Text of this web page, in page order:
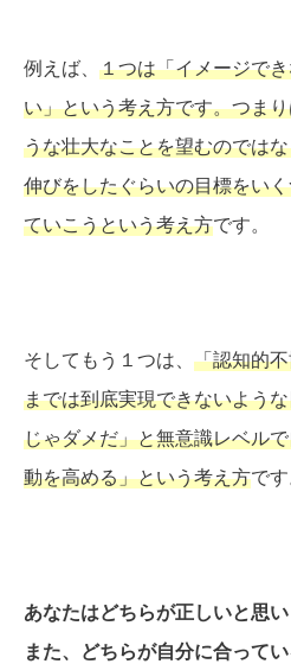
例えば、 １つは「イメージで
い」という考え方です。つま
うな壮大なことを望むのでは
伸びをしたぐらいの目標をい
ていこうという考え方です。
そしてもう１つは、 「認知的
までは到底実現できないよう
じゃダメだ」と無意識レベル
動を高める」という考え方です
あなたはどちらが正しいと思
また、どちらが自分に合って